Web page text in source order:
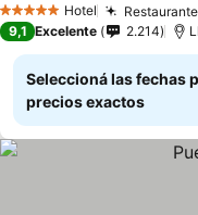
5 Estrellas Hotel
9,1 Excelente 2.214
Seleccioná las fechas
precios exactos